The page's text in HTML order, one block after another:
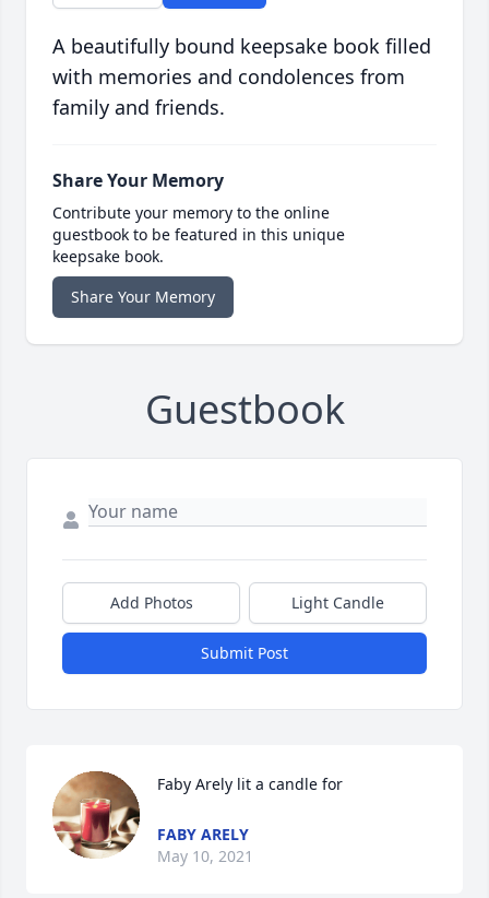
A beautifully bound keepsake book filled
with memories and condolences from
family and friends.
Share Your Memory
Contribute your memory to the online
guestbook to be featured in this unique
keepsake book.
Share Your Memory
Guestbook
Add Photos Light Candle
Submit Post
Faby Arely lit a candle for
FABY ARELY
May 10, 2021